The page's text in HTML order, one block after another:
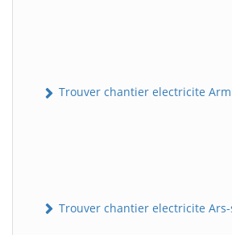
Trouver chantier electricite
Trouver chantier electricite